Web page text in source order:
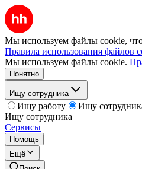
Мы используем файлы cookie,
Правила использования файлов
Мы используем файлы cookie.
Понятно
Ищу сотрудника
Ищу работу
Ищу
Ищу сотрудника
Сервисы
Помощь
Ещё